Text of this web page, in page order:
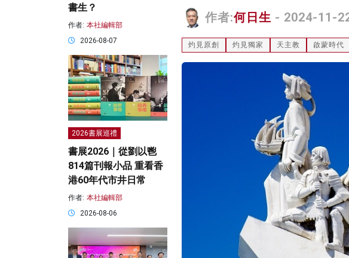
作者:何日生 - 2024-11-
灼見原創 灼見獨家 天主教 啟蒙時代
書生？
作者: 本社編輯部
2026-08-07
2026書展巡禮
書展2026｜從劉以鬯
814篇刊報小品 重看香
港60年代市井日常
作者: 本社編輯部
2026-08-06